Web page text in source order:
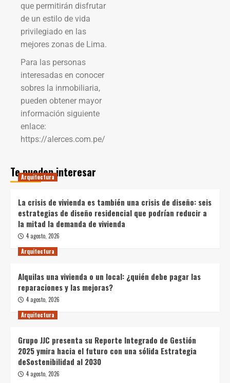
que permitirán disfrutar
de un estilo de vida
privilegiado en las
mejores zonas de Lima.
Para las personas
interesadas en conocer
sobres la inmobiliaria,
pueden obtener mayor
información siguiente
enlace:
https://alerces.com.pe/
Te pueden interesar
Arquitectura
La crisis de vivienda es también una crisis de diseño: seis
estrategias de diseño residencial que podrían reducir a
la mitad la demanda de vivienda
4 agosto, 2026
Arquitectura
Alquilas una vivienda o un local: ¿quién debe pagar las
reparaciones y las mejoras?
4 agosto, 2026
Arquitectura
Grupo JJC presenta su Reporte Integrado de Gestión
2025 ymira hacia el futuro con una sólida Estrategia
deSostenibilidad al 2030
4 agosto, 2026